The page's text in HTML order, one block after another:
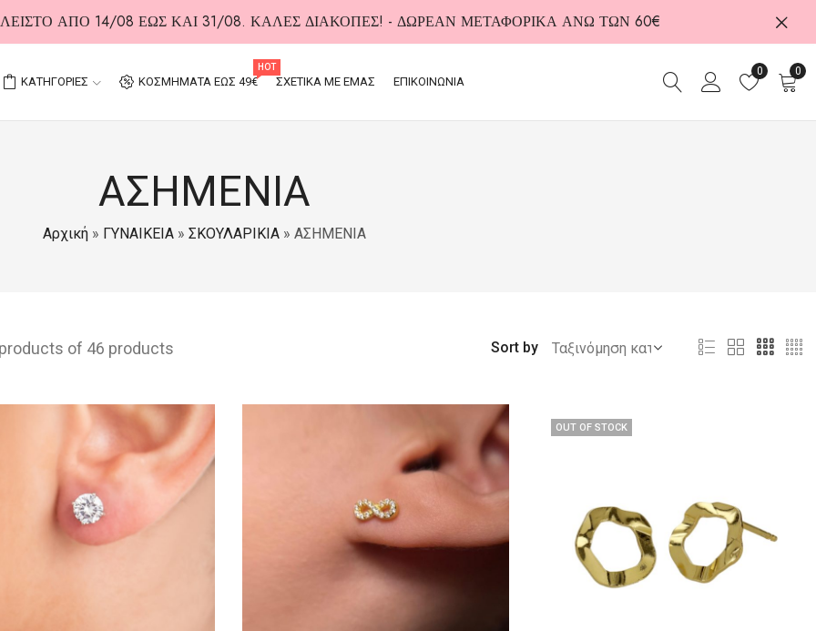
ΑΠΟ 14/08 ΕΩΣ ΚΑΙ 31/08. ΚΑΛΕΣ ΔΙΑΚΟΠΕΣ! - ΔΩΡΕΑΝ ΜΕΤΑΦΟΡΙΚΑ ΑΝΩ ΤΩΝ 60€
ΚΑΤΗΓΟΡΙΕΣ ΚΟΣΜΗΜΑΤΑ ΕΩΣ 49€
HOT
ΣΧΕΤΙΚΑ ΜΕ ΕΜΑΣ ΕΠΙΚΟΙΝΩΝΙΑ
0 0
ΑΣΗΜΕΝΙΑ
Αρχική» ΓΥΝΑΙΚΕΙΑ» ΣΚΟΥΛΑΡΙΚΙΑ» ΑΣΗΜΕΝΙΑ
of 46 products Sort by
OUT OF STOCK